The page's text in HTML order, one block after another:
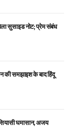
सुसाइड नोट; प्रेम संबंध
की समझाइश के बाद हिंदू
घमासान, अजय